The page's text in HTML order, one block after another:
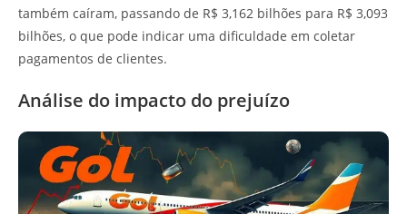
também caíram, passando de R$ 3,162 bilhões para R$ 3,093
bilhões, o que pode indicar uma dificuldade em coletar
pagamentos de clientes.
Análise do impacto do prejuízo